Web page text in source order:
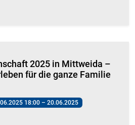
2025 in Mittweida –
für die ganze Familie
18:00 – 20.06.2025